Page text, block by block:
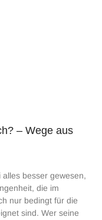
– Wege aus
besser gewesen,
die im
nur bedingt für die
sind. Wer seine